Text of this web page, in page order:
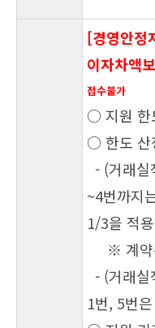
[경영안정
이자차액
접수불가
○ 지원 한
○ 한도 산
- (거래실
~4번까지
1/3을 적
※ 계약
- (거래실
1번, 5번